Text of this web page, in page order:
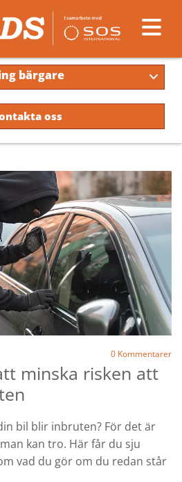
bärgare
oss
0 Kommentarer
minska risken att
bil blir inbruten? För det är
kan tro. Här får du sju
vad du gör om du redan står